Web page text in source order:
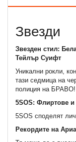
Звезди
Звезден стил:
Тейлър Суифт
Уникални рокли,
тази седмица на
полиция на БРАВО!
5SOS: Флиртове
5SOS споделят
Рекордите на